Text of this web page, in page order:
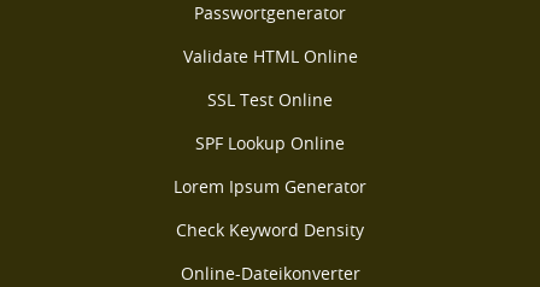
Passwortgenerator
Validate HTML Online
SSL Test Online
SPF Lookup Online
Lorem Ipsum Generator
Check Keyword Density
Online-Dateikonverter